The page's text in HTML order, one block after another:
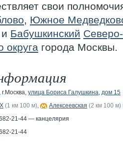
свои
, Южное
и Бабушкинский
округа города Москвы.
, г.Москва, улица Бориса Галушкина, дом 15
(1 км 100 м), Алексеевская (2 км 100 м)
21-44 — канцелярия
21-44